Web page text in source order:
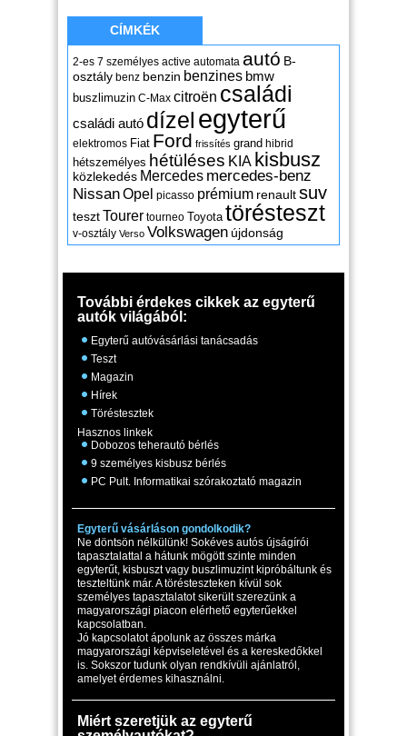
CÍMKÉK
2-es 7 személyes active automata autó B-
osztály benz benzin benzines bmw
buszlimuzin C-Max citroën családi
családi autó dízel egyterű
elektromos Fiat Ford frissítés grand hibrid
hétszemélyes hétüléses KIA kisbusz
közlekedés Mercedes mercedes-benz
NissanOpel picasso prémium renaultsuv
tesztTourer tourneo Toyota törésteszt
v-osztály Verso Volkswagen újdonság
További érdekes cikkek az egyterű
autók világából:
Egyterű autóvásárlási tanácsadás
Teszt
Magazin
Hírek
Töréstesztek
Hasznos linkek
Dobozos teherautó bérlés
9 személyes kisbusz bérlés
PC Pult. Informatikai szórakoztató magazin
Egyterű vásárláson gondolkodik?
Ne döntsön nélkülünk! Sokéves autós újságírói
tapasztalattal a hátunk mögött szinte minden
egyterűt, kisbuszt vagy buszlimuzint kipróbáltunk és
teszteltünk már. A törésteszteken kívül sok
személyes tapasztalatot sikerült szerezünk a
magyarországi piacon elérhető egyterűekkel
kapcsolatban.
Jó kapcsolatot ápolunk az összes márka
magyarországi képviseletével és a kereskedőkkel
is. Sokszor tudunk olyan rendkívüli ajánlatról,
amelyet érdemes kihasználni.
Miért szeretjük az egyterű